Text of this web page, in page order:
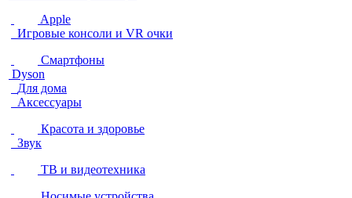
Apple
Игровые консоли и VR очки
Смартфоны
Dyson
Для дома
Аксессуары
Красота и здоровье
Звук
ТВ и видеотехника